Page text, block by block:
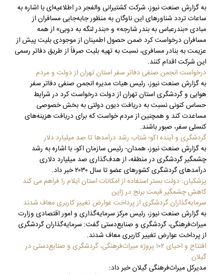
به گزارش صنعت نیوز، شرکت کشتیرانی والفجر در اطلاعیه‌ای با اشاره به
ساعات تردد شناورهای این ناوگان به منظور جابه‌جایی مسافران از
مبادی «بندرعباس به بندر شارجه» و «بندر لنگه به دوبی» از همه
مسافران درخواست کرد ضمن حصول اطمینان از موجودی بلیت پیش از
عزیمت به بنادر مسافری، نسبت به تهیه بلیت صرفاً از طریق دفاتر رسمی
این شرکت اقدام کنند.
درخواست انجمن صنفی دفاتر سفر استان تهران از دولت و مردم
به گزارش صنعت نیوز، رئیس هیات مدیره انجمن صنفی دفاتر سفر
هوایی و گردشگری استان تهران از دولت درخواست کرد در شرایط
حساس کنونی نسبت به دریافت دیون دولتی به بخش خصوصی
مساعدت کند و همچنین از مردم خواست که برای دریافت هزینه‌های
کنسلی سفر، صبور باشند.
گردشگری و آینده اکو؛ شتاب رشد درآمدها تا صد میلیارد دلار
به گزارش صنعت نیوز، همدان- رئیس سازمان اکو، با اشاره به رشد
چشمگیر گردشگری در منطقه، از هدف‌گذاری صد میلیارد دلاری
درآمدهای گردشگری کشورهای عضو تا سال ۲۰۳۰ خبر داد.
پزشکیان: دولت بستر استفاده از امکانات استان ایلام را فراهم می کند
کاهش چشمگیر قیمت برنج در ژاپن
سرمایه‌گذاران گردشگری از پرداخت عوارض تغییر کاربری معاف شدند
به گزارش صنعت نیوز، رئیس مرکز سرمایه‌گذاری و امور اقتصادی وزارت
میراث‌فرهنگی، گردشگری و صنایع‌دستی گفت: سرمایه‌گذاران گردشگری
از پرداخت عوارض تغییر کاربری معاف شدند.
افتتاح و احیای ۱۰۲ پروژه میراث‌فرهنگی، گردشگری و صنایع‌دستی در
گیلان
مدیرکل میراث‌فرهنگی گیلان خبر داد: